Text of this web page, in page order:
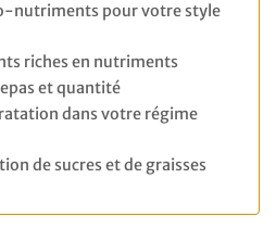
nutriments pour votre style
riches en nutriments
et quantité
dans votre régime
de sucres et de graisses